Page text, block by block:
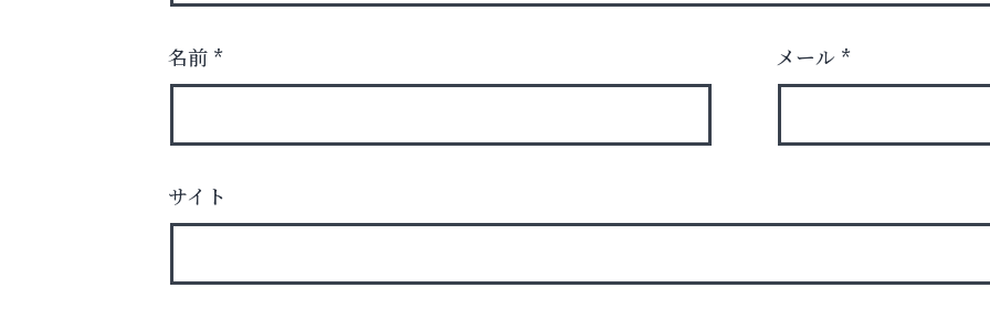
エアコン掃除は“今”が最適
トレファク出張買取
名前 * メール *
サイト